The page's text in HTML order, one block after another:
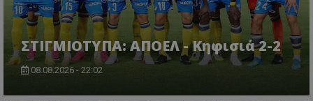
ΣΤΙΓΜΙΟΤΥΠΑ: ΑΠΟΕΛ - Κηφισιά 2-2
08.08.2026 - 22:02